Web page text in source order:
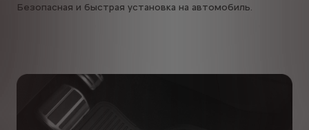
Безопасная и быстрая установка на автомобиль.